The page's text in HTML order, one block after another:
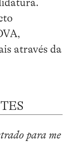
através da
para me